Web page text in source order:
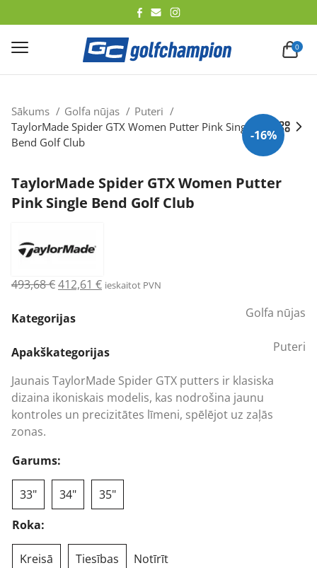
0
-16%
Sākums Golfa nūjas
Puteri
TaylorMade Spider GTX Women Putter Pink Single
Bend Golf Club
TaylorMade Spider GTX Women Putter
Pink Single Bend Golf Club
493,68€Original
was:
412,61 €Current
ieskaitot PVN
Kategorijas Golfa nūjas
Apakškategorijas Puteri
Jaunais TaylorMade Spider GTX putters ir klasiska
dizaina ikoniskais modelis, kas nodrošina jaunu
kontroles un precizitātes līmeni, spēlējot uz zaļās
zonas.
Garums:
33" 34"
35"
Roka:
Kreisā Tiesības Notīrīt